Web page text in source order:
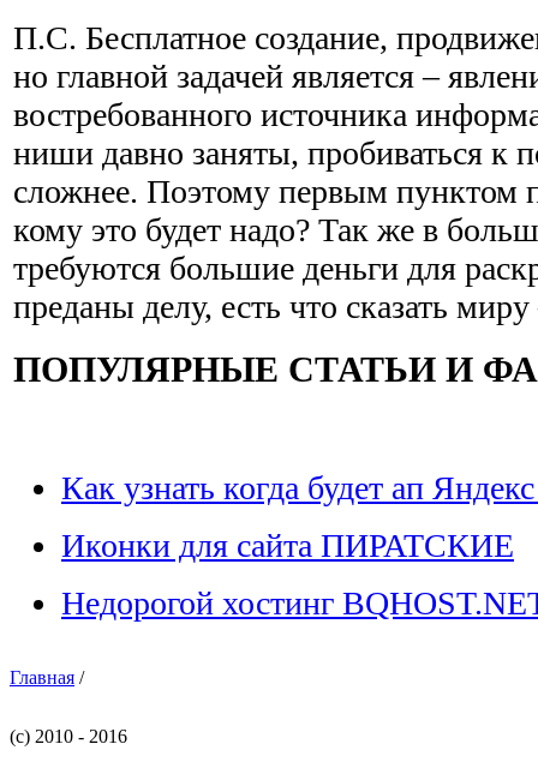
П.С. Бесплатное создание,
но главной задачей является –
востребованного источника
ниши давно заняты, пробиваться к
сложнее. Поэтому первым пунктом
кому это будет надо? Так же в
требуются большие деньги для
преданы делу, есть что сказать
ПОПУЛЯРНЫЕ СТАТЬИ И
Как узнать когда будет ап
Иконки для сайта ПИРАТСКИЕ
Недорогой хостинг
Главная /
(c) 2010 - 2016